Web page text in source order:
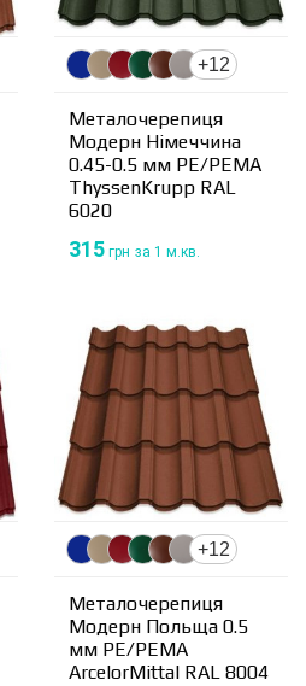
+12
Металочерепиця
Модерн Німеччина
0.45-0.5 мм PE/PEMA
ThyssenKrupp RAL
6020
315 грн за 1 м.кв.
+12
Металочерепиця
Модерн Польща 0.5
мм PE/PEMA
ArcelorMittal RAL 8004